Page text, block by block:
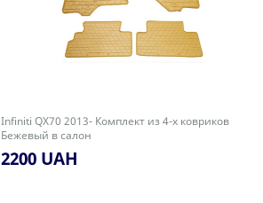
Infiniti QX70 2013- Комплект из 4-х ковриков
Бежевый в салон
2200 UAH